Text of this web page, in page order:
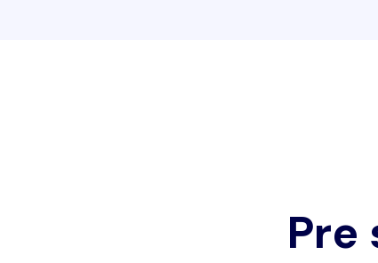
Pre